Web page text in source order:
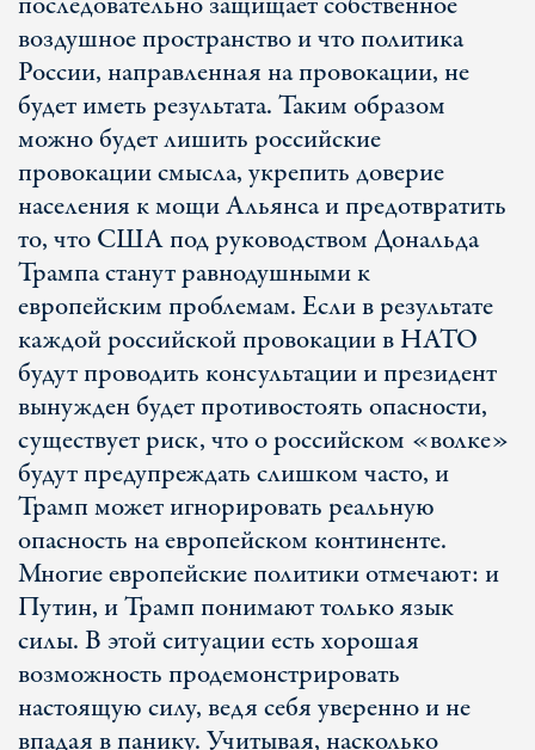
воздушное пространство и что политика
России, направленная на провокации, не
будет иметь результата. Таким образом
можно будет лишить российские
провокации смысла, укрепить доверие
населения к мощи Альянса и предотвратить
то, что США под руководством Дональда
Трампа станут равнодушными к
европейским проблемам. Если в результате
каждой российской провокации в НАТО
будут проводить консультации и президент
вынужден будет противостоять опасности,
существует риск, что о российском «волке»
будут предупреждать слишком часто, и
Трамп может игнорировать реальную
опасность на европейском континенте.
Многие европейские политики отмечают: и
Путин, и Трамп понимают только язык
силы. В этой ситуации есть хорошая
возможность продемонстрировать
настоящую силу, ведя себя уверенно и не
впадая в панику. Учитывая, насколько